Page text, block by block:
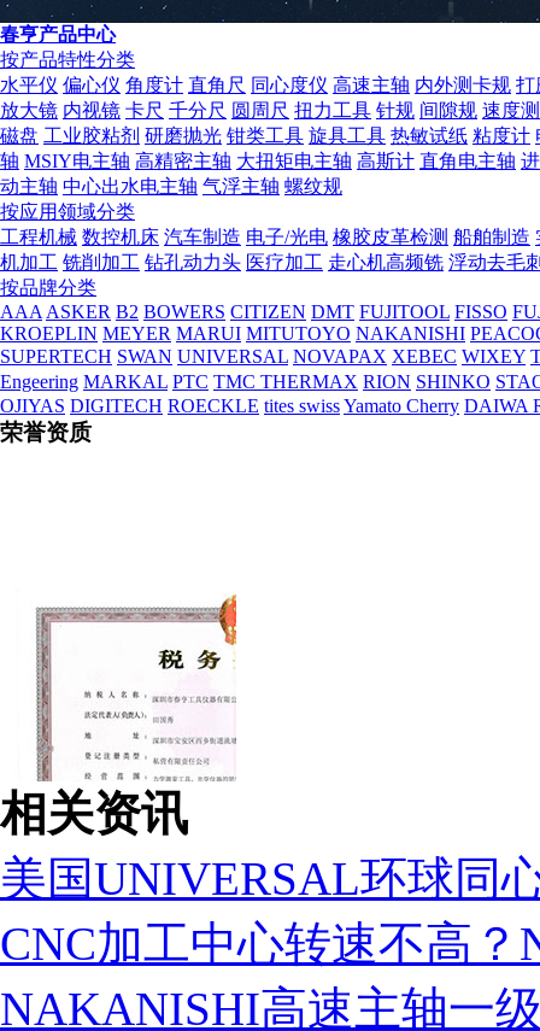
春亨产品中心
按产品特性分类
水平仪 偏心仪 角度计 直角尺 同心度仪 高速主轴 内外测卡规 打
放大镜 内视镜 卡尺 千分尺 圆周尺 扭力工具 针规 间隙规 速度
磁盘 工业胶粘剂 研磨抛光 钳类工具 旋具工具 热敏试纸 粘度计
轴 MSIY电主轴 高精密主轴 大扭矩电主轴 高斯计 直角电主轴
动主轴 中心出水电主轴 气浮主轴 螺纹规
按应用领域分类
工程机械 数控机床 汽车制造 电子/光电 橡胶皮革检测 船舶制造
机加工 铣削加工 钻孔动力头 医疗加工 走心机高频铣 浮动去毛
按品牌分类
AAA ASKER B2 BOWERS CITIZEN DMT FUJITOOL FISSO
KROEPLIN MEYER MARUI MITUTOYO NAKANISHI
SUPERTECH SWAN UNIVERSAL NOVAPAX XEBEC WIXEY
Engeering MARKAL PTC TMC THERMAX RION SHINKO
OJIYAS DIGITECH ROECKLE tites swissYamato Cherry DAIWA
荣誉资质
组织机构代码证
税务登记证
相关资讯
美国UNIVERSAL环球同
CNC加工中心转速不高
NAKANISHI高速主轴一